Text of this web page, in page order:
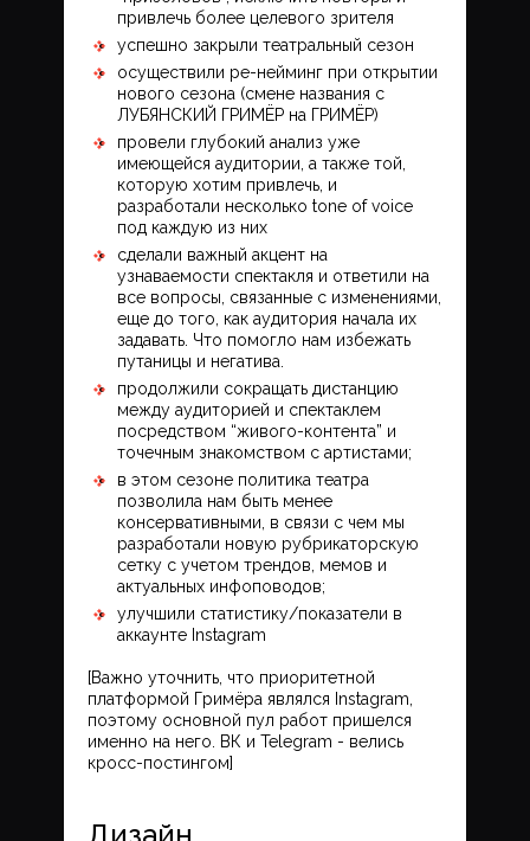
привлечь более целевого зрителя
успешно закрыли театральный сезон
осуществили ре-нейминг при открытии
нового сезона (смене названия с
ЛУБЯНСКИЙ ГРИМЁР на ГРИМЁР)
провели глубокий анализ уже
имеющейся аудитории, а также той,
которую хотим привлечь, и
разработали несколько tone of voice
под каждую из них
сделали важный акцент на
узнаваемости спектакля и ответили на
все вопросы, связанные с изменениями,
еще до того, как аудитория начала их
задавать. Что помогло нам избежать
путаницы и негатива.
продолжили сокращать дистанцию
между аудиторией и спектаклем
посредством “живого-контента” и
точечным знакомством с артистами;
в этом сезоне политика театра
позволила нам быть менее
консервативными, в связи с чем мы
разработали новую рубрикаторскую
сетку с учетом трендов, мемов и
актуальных инфоповодов;
улучшили статистику/показатели в
аккаунте Instagram
[Важно уточнить, что приоритетной
платформой Гримёра являлся Instagram,
поэтому основной пул работ пришелся
именно на него. ВК и Telegram - велись
кросс-постингом]